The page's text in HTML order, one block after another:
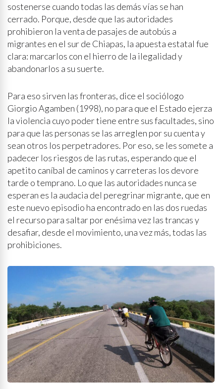
sostenerse cuando todas las demás vías se han
cerrado. Porque, desde que las autoridades
prohibieron la venta de pasajes de autobús a
migrantes en el sur de Chiapas, la apuesta estatal fue
clara: marcarlos con el hierro de la ilegalidad y
abandonarlos a su suerte.
Para eso sirven las fronteras, dice el sociólogo
Giorgio Agamben (1998), no para que el Estado ejerza
la violencia cuyo poder tiene entre sus facultades, sino
para que las personas se las arreglen por su cuenta y
sean otros los perpetradores. Por eso, se les somete a
padecer los riesgos de las rutas, esperando que el
apetito caníbal de caminos y carreteras los devore
tarde o temprano. Lo que las autoridades nunca se
esperan es la audacia del peregrinar migrante, que en
este nuevo episodio ha encontrado en las dos ruedas
el recurso para saltar por enésima vez las trancas y
desafiar, desde el movimiento, una vez más, todas las
prohibiciones.